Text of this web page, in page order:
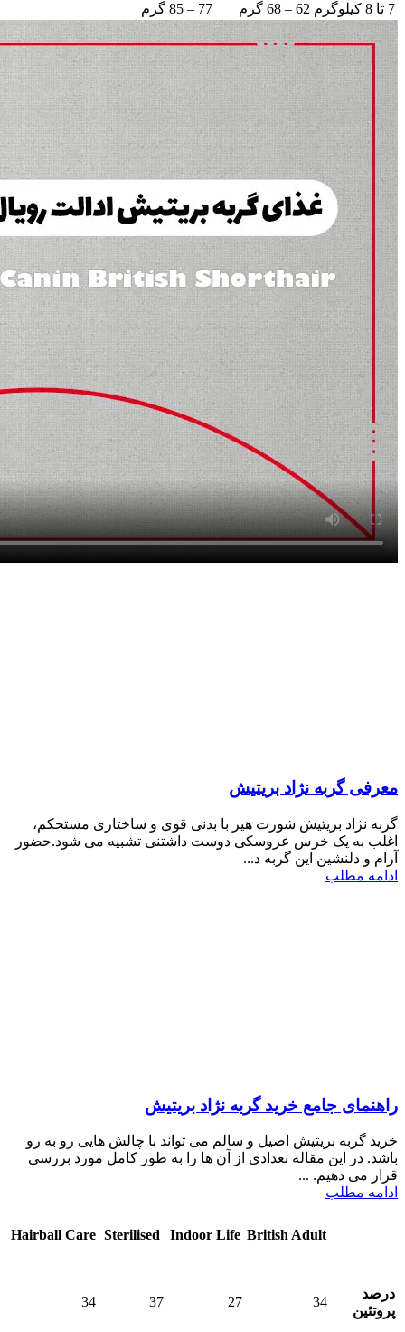
7 تا 8 کیلوگرم
62 – 68 گرم 77 – 85 گرم
معرفی گربه نژاد بریتیش
گربه نژاد بریتیش شورت‌ هیر با بدنی قوی و ساختاری مستحکم،
اغلب به یک خرس عروسکی دوست‌ داشتنی تشبیه می‌ شود.حضور
آرام و دلنشین این گربه د...
ادامه مطلب
راهنمای جامع خرید گربه نژاد بریتیش
خرید گربه بریتیش اصیل و سالم می تواند با چالش هایی رو به رو
باشد. در این مقاله تعدادی از آن ها را به طور کامل مورد بررسی
قرار می دهیم. ...
ادامه مطلب
British Adult
Indoor Life
Sterilised
Hairball Care
درصد
پروتئین
34
27
37
34